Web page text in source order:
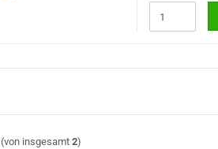
(von insgesamt2)